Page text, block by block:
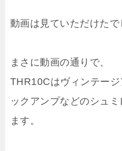
動画は見ていただけたで
まさに動画の通りで、
THR10Cはヴィンテージ
ックアンプなどのシュ
ます。